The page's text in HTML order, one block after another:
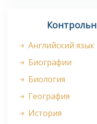
Английский язык
Биографии
Биология
География
История